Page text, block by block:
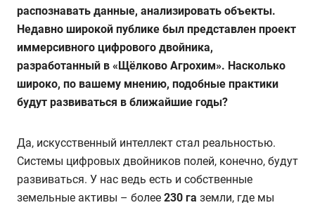
распознавать данные, анализировать объекты.
Недавно широкой публике был представлен проект
иммерсивного цифрового двойника,
разработанный в «Щёлково Агрохим». Насколько
широко, по вашему мнению, подобные практики
будут развиваться в ближайшие годы?
Да, искусственный интеллект стал реальностью.
Системы цифровых двойников полей, конечно, будут
развиваться. У нас ведь есть и собственные
земельные активы – более 230 га земли, где мы